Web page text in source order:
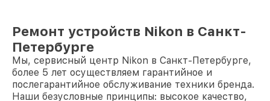
Ремонт устройств Nikon в Санкт-
Петербурге
Мы, сервисный центр Nikon в Санкт-Петербурге,
более 5 лет осуществляем гарантийное и
послегарантийное обслуживание техники бренда.
Наши безусловные принципы: высокое качество,